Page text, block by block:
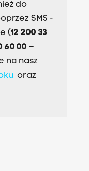
do
SMS -
(12 200 33
60 00 –
na nasz
oraz